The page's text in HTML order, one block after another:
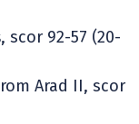
scor 92-57 (20-
Arad II, scor